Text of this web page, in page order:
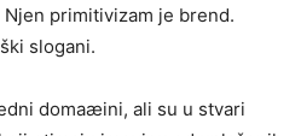
primitivizam je brend.
slogani.
domaæini, ali su u stvari